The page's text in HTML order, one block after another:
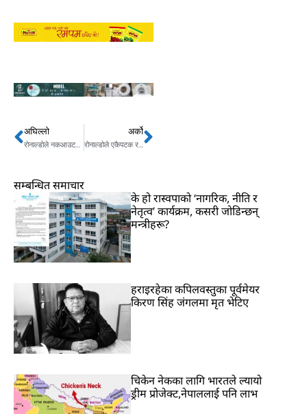
Prev
अघिल्लो
रोनाल्डोले नकआउटमा गोल गर्न नसकेको खडेरी तोडे
अर्को
रोनाल्डोले एकैपटक रचे दुई कीर्तिमान,लुका मड्रिचको भावुक विदाइNext
सम्बन्धित समाचार
के हो रास्वपाको ‘नागरिक, नीति र
नेतृत्व’ कार्यक्रम, कसरी जोडिन्छन्
मन्त्रीहरू?
हराइरहेका कपिलवस्तुका पूर्वमेयर
किरण सिंह जंगलमा मृत भेटिए
चिकेन नेकका लागि भारतले ल्यायो
ड्रीम प्रोजेक्ट,नेपाललाई पनि लाभ